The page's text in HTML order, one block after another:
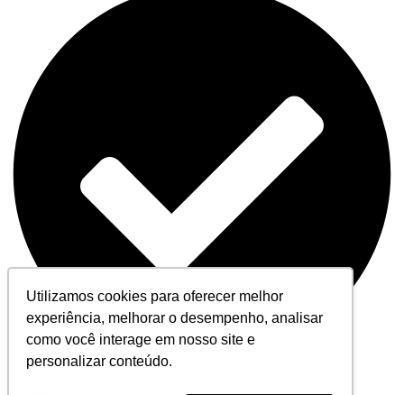
Utilizamos cookies para oferecer melhor
experiência, melhorar o desempenho, analisar
como você interage em nosso site e
personalizar conteúdo.